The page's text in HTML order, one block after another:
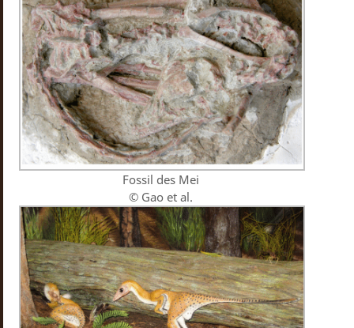
Fossil des Mei
© Gao et al.